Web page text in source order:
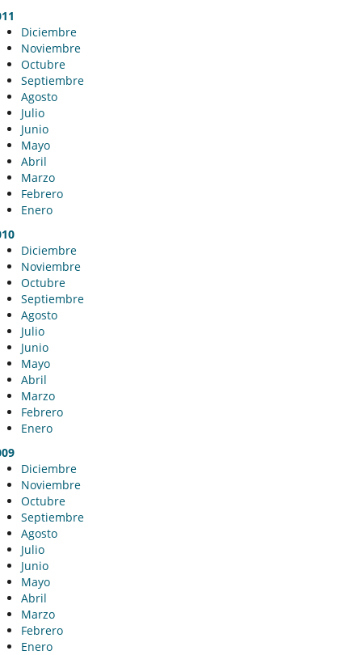
Diciembre
Noviembre
Octubre
Septiembre
Agosto
Julio
Junio
Mayo
Abril
Marzo
Febrero
Enero
Diciembre
Noviembre
Octubre
Septiembre
Agosto
Julio
Junio
Mayo
Abril
Marzo
Febrero
Enero
Diciembre
Noviembre
Octubre
Septiembre
Agosto
Julio
Junio
Mayo
Abril
Marzo
Febrero
Enero